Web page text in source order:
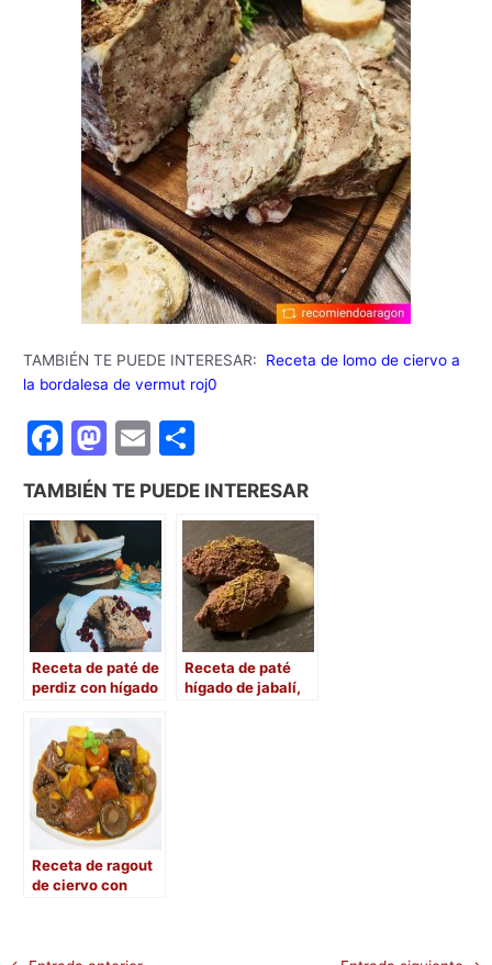
TAMBIÉN TE PUEDE INTERESAR: Receta de lomo de ciervo a
la bordalesa de vermut roj0
F
a
c
e
b
o
o
k
M
a
st
o
d
o
n
E
m
ai
o
m
p
ar
tir
TAMBIÉN TE PUEDE INTERESAR
Receta de paté de
perdiz con hígado
Receta de paté
hígado de jabalí,
Receta de ragout
de ciervo con